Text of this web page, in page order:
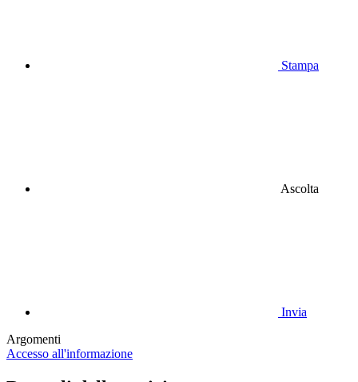
Stampa
Ascolta
Invia
Argomenti
Accesso all'informazione